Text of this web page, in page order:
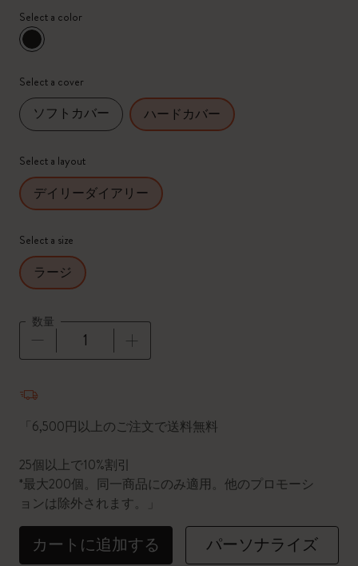
Select a color
選択済
*選択したカラー
Select a cover
ソフトカバー ハードカバー
Select a layout
デイリーダイアリー
Select a size
ラージ
数量
「6,500円以上のご注文で送料無料
25個以上で10%割引
*最大200個。同一商品にのみ適用。他のプロモーシ
ョンは除外されます。」
カートに追加する パーソナライズ